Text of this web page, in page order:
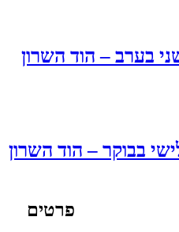
בערב – הוד השרון
בבוקר – הוד השרון
פרטים